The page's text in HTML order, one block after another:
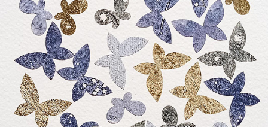
Jandy A. Carvajal